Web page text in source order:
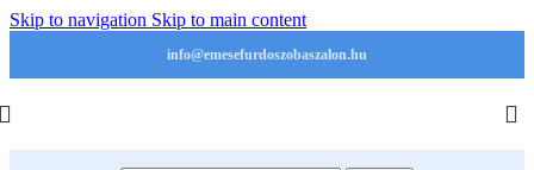
Skip to navigation Skip to main content
info@emesefurdoszobaszalon.hu